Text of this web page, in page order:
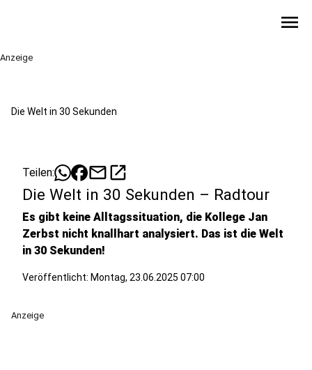
menu
Anzeige
Die Welt in 30 Sekunden
Teilen: mailopen_in_new
Die Welt in 30 Sekunden – Radtour
Es gibt keine Alltagssituation, die Kollege Jan
Zerbst nicht knallhart analysiert. Das ist die Welt
in 30 Sekunden!
Veröffentlicht: Montag, 23.06.2025 07:00
Anzeige